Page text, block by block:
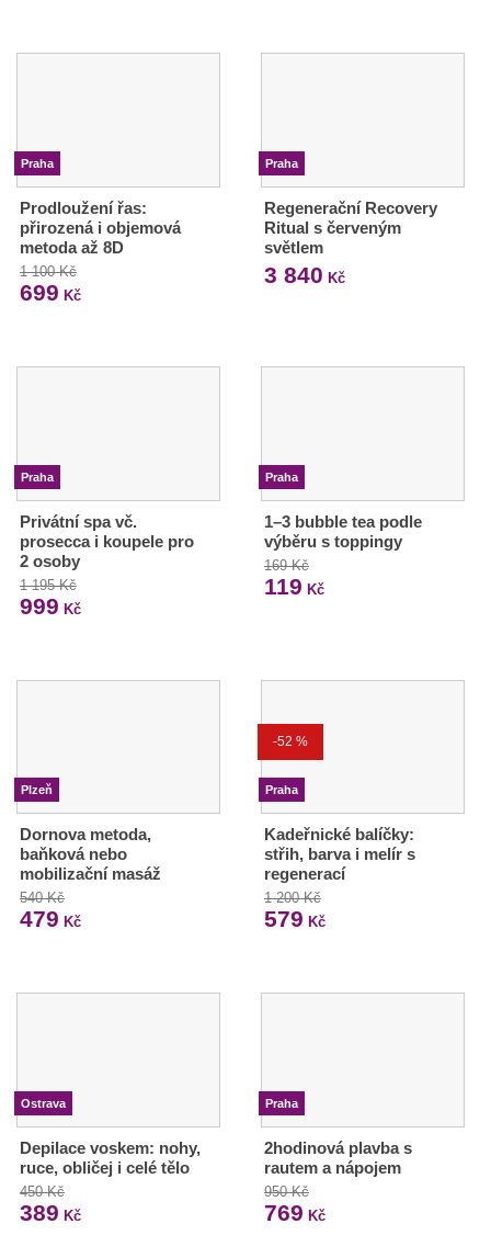
Praha
Prodloužení řas:
přirozená i objemová
metoda až 8D
1 100 Kč
699 Kč
Praha
Regenerační Recovery
Ritual s červeným
světlem
3 840 Kč
Praha
Privátní spa vč.
prosecca i koupele pro
2 osoby
1 195 Kč
999 Kč
Praha
1–3 bubble tea podle
výběru s toppingy
169 Kč
119 Kč
Plzeň
Dornova metoda,
baňková nebo
mobilizační masáž
540 Kč
479 Kč
-52 %
Praha
Kadeřnické balíčky:
střih, barva i melír s
regenerací
1 200 Kč
579 Kč
Ostrava
Depilace voskem: nohy,
ruce, obličej i celé tělo
450 Kč
389 Kč
Praha
2hodinová plavba s
rautem a nápojem
950 Kč
769 Kč